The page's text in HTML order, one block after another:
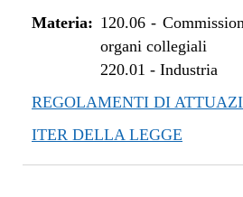
Materia: 120.06-
organi collegiali
220.01 - Industria
REGOLAMENTI DI
ITER DELLA LEGGE